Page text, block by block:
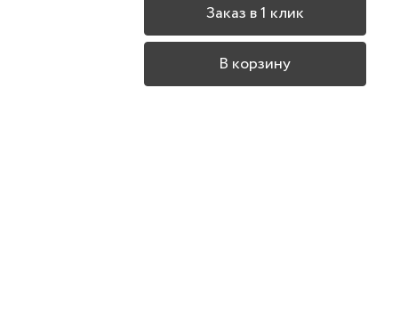
Заказ в 1 клик
В корзину